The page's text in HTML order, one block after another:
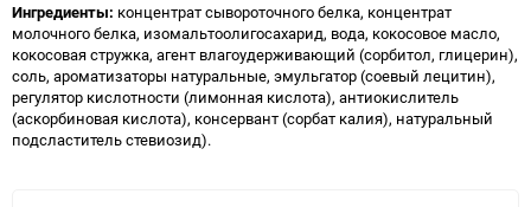
Ингредиенты: концентрат сывороточного белка, концентрат
молочного белка, изомальтоолигосахарид, вода, кокосовое масло,
кокосовая стружка, агент влагоудерживающий (сорбитол, глицерин),
соль, ароматизаторы натуральные, эмульгатор (соевый лецитин),
регулятор кислотности (лимонная кислота), антиокислитель
(аскорбиновая кислота), консервант (сорбат калия), натуральный
подсластитель стевиозид).